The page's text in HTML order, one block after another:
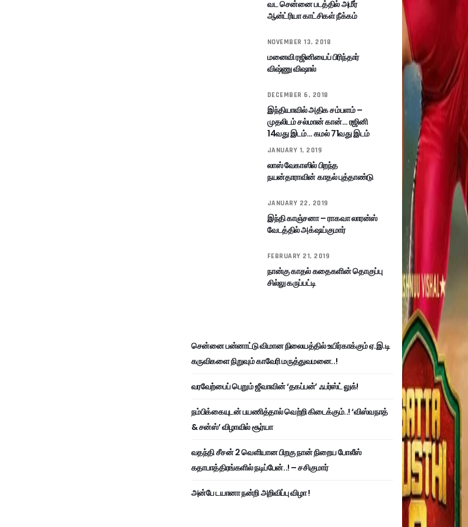
வட சென்னை படத்தில் அமீர்
ஆன்ட்ரியா காட்சிகள் நீக்கம்
NOVEMBER 13, 2018
மனைவி ரஜினியைப் பிரிந்தார்
விஷ்ணு விஷால்
DECEMBER 6, 2018
இந்தியாவில் அதிக சம்பளம் –
முதலிடம் சல்மான் கான்… ரஜினி
14வது இடம்… கமல் 71வது இடம்
JANUARY 1, 2019
லாஸ் வேகாஸில் பிறந்த
நயன்தாராவின் காதல் புத்தாண்டு
JANUARY 22, 2019
இந்தி காஞ்சனா – ராகவா லாரன்ஸ்
வேடத்தில் அக்‌ஷய்குமார்
FEBRUARY 21, 2019
நான்கு காதல் கதைகளின் தொகுப்பு
சில்லு கருப்பட்டி
சென்னை பன்னாட்டு விமான நிலையத்தில் உயிர்காக்கும் ஏ.இ.டி
கருவிகளை நிறுவும் காவேரி மருத்துவமனை..!
வரவேற்பைப் பெறும் ஜீவாவின் ‘தகப்பன்’ ஃபர்ஸ்ட் லுக்!
நம்பிக்கையுடன் பயணித்தால் வெற்றி கிடைக்கும்..! ‘விஸ்வநாத்
& சன்ஸ்’ விழாவில் சூர்யா
வதந்தி சீசன் 2 வெளியான பிறகு நான் நிறைய போலீஸ்
கதாபாத்திரங்களில் நடிப்பேன்..! – சசிகுமார்
அன்பே டயானா நன்றி அறிவிப்பு விழா !